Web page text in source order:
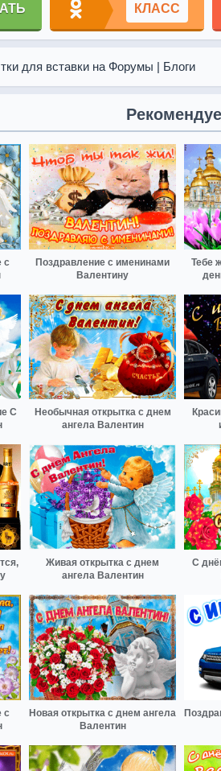
КЛАСС
для вставки на Форумы | Блоги
с
Поздравление с именинами
Валентину
Тебе
С
Необычная открытка с днем
ангела Валентин
Живая открытка с днем
ангела Валентин
С
с
Новая открытка с днем ангела
Валентин